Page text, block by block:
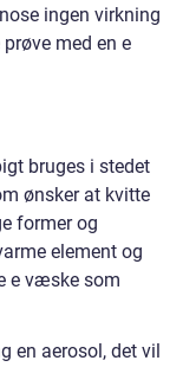
ingen virkning
med en e
bruges i stedet
ønsker at kvitte
former og
element og
e væske som
en aerosol, det vil